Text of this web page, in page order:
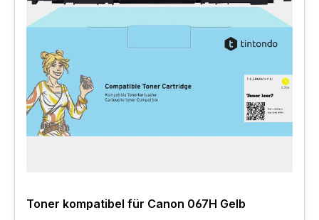
Toner kompatibel für Canon 067H Gelb